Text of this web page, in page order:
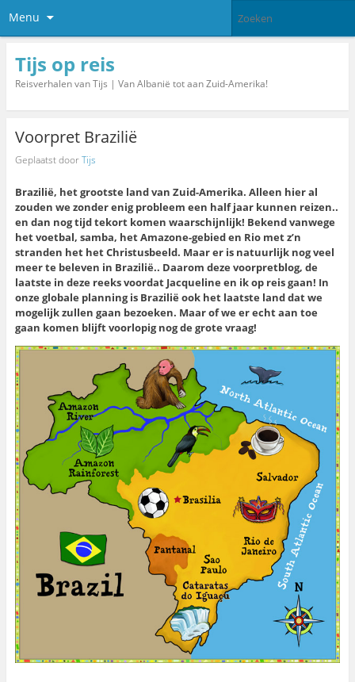
Menu
Tijs op reis
Reisverhalen van Tijs | Van Albanië tot aan Zuid-Amerika!
Voorpret Brazilië
Geplaatst doorTijs
Brazilië, het grootste land van Zuid-Amerika. Alleen hier al
zouden we zonder enig probleem een half jaar kunnen reizen..
en dan nog tijd tekort komen waarschijnlijk! Bekend vanwege
het voetbal, samba, het Amazone-gebied en Rio met z’n
stranden het het Christusbeeld. Maar er is natuurlijk nog veel
meer te beleven in Brazilië.. Daarom deze voorpretblog, de
laatste in deze reeks voordat Jacqueline en ik op reis gaan! In
onze globale planning is Brazilië ook het laatste land dat we
mogelijk zullen gaan bezoeken. Maar of we er echt aan toe
gaan komen blijft voorlopig nog de grote vraag!